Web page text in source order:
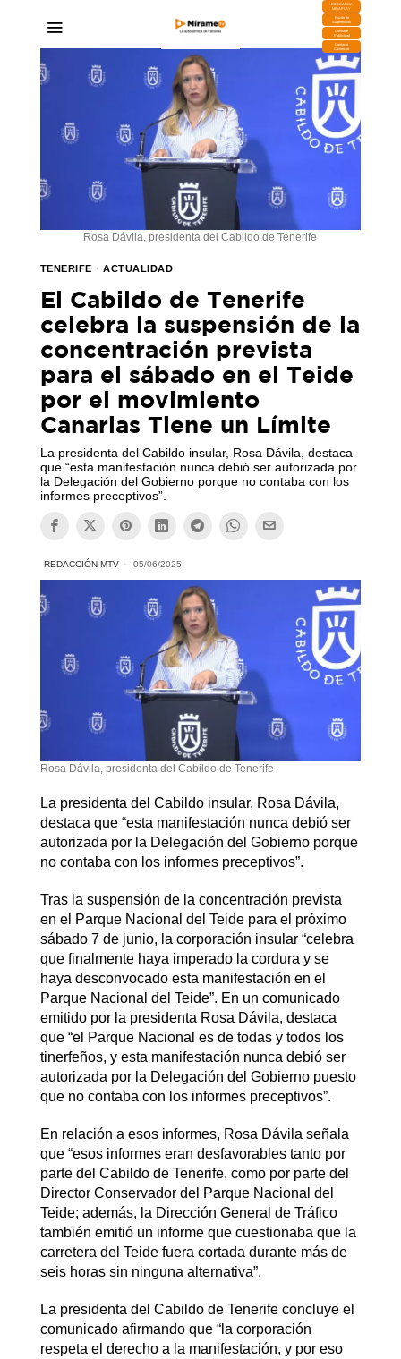
DESCARGA
MIRAPLAY
Buzón de
Sugerencias
Contratar
Publicidad
Contacto
Comercial
Rosa Dávila, presidenta del Cabildo de Tenerife
TENERIFE · ACTUALIDAD
El Cabildo de Tenerife
celebra la suspensión de la
concentración prevista
para el sábado en el Teide
por el movimiento
Canarias Tiene un Límite
La presidenta del Cabildo insular, Rosa Dávila, destaca
que “esta manifestación nunca debió ser autorizada por
la Delegación del Gobierno porque no contaba con los
informes preceptivos”.
REDACCIÓN MTV 05/06/2025
Rosa Dávila, presidenta del Cabildo de Tenerife
La presidenta del Cabildo insular, Rosa Dávila,
destaca que “esta manifestación nunca debió ser
autorizada por la Delegación del Gobierno porque
no contaba con los informes preceptivos”.
Tras la suspensión de la concentración prevista
en el Parque Nacional del Teide para el próximo
sábado 7 de junio, la corporación insular “celebra
que finalmente haya imperado la cordura y se
haya desconvocado esta manifestación en el
Parque Nacional del Teide”. En un comunicado
emitido por la presidenta Rosa Dávila, destaca
que “el Parque Nacional es de todas y todos los
tinerfeños, y esta manifestación nunca debió ser
autorizada por la Delegación del Gobierno puesto
que no contaba con los informes preceptivos”.
En relación a esos informes, Rosa Dávila señala
que “esos informes eran desfavorables tanto por
parte del Cabildo de Tenerife, como por parte del
Director Conservador del Parque Nacional del
Teide; además, la Dirección General de Tráfico
también emitió un informe que cuestionaba que la
carretera del Teide fuera cortada durante más de
seis horas sin ninguna alternativa”.
La presidenta del Cabildo de Tenerife concluye el
comunicado afirmando que “la corporación
respeta el derecho a la manifestación, y por eso